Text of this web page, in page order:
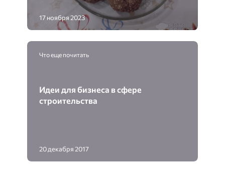
17 ноября 2023
Что еще почитать
Идеи для бизнеса в сфере
строительства
20 декабря 2017